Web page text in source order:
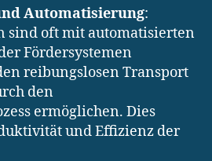
Automatisierung:
sind oft mit automatisierten
Fördersystemen
reibungslosen Transport
den
ermöglichen. Dies
und Effizienz der